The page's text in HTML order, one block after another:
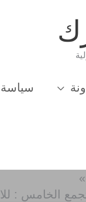
01003143029 –